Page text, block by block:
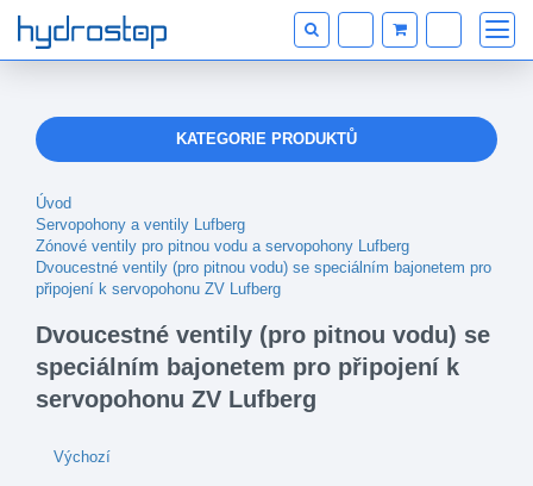
KATEGORIE PRODUKTŮ
Úvod
Servopohony a ventily Lufberg
Zónové ventily pro pitnou vodu a servopohony Lufberg
Dvoucestné ventily (pro pitnou vodu) se speciálním bajonetem pro
připojení k servopohonu ZV Lufberg
Dvoucestné ventily (pro pitnou vodu) se
speciálním bajonetem pro připojení k
servopohonu ZV Lufberg
Výchozí